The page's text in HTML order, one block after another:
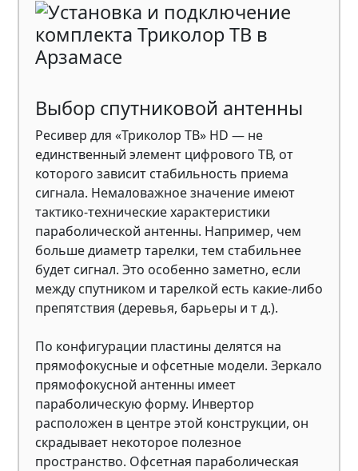
Выбор спутниковой антенны
Ресивер для «Триколор ТВ» HD — не
единственный элемент цифрового ТВ, от
которого зависит стабильность приема
сигнала. Немаловажное значение имеют
тактико-технические характеристики
параболической антенны. Например, чем
больше диаметр тарелки, тем стабильнее
будет сигнал. Это особенно заметно, если
между спутником и тарелкой есть какие-либо
препятствия (деревья, барьеры и т д.).
По конфигурации пластины делятся на
прямофокусные и офсетные модели. Зеркало
прямофокусной антенны имеет
параболическую форму. Инвертор
расположен в центре этой конструкции, он
скрадывает некоторое полезное
пространство. Офсетная параболическая